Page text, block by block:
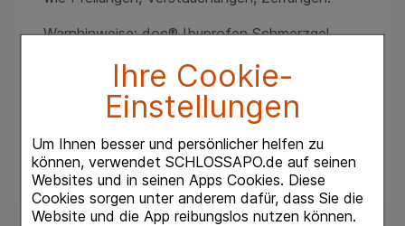
Ihre Cookie-
Einstellungen
Um Ihnen besser und persönlicher helfen zu
können, verwendet SCHLOSSAPO.de auf seinen
Websites und in seinen Apps Cookies. Diese
Cookies sorgen unter anderem dafür, dass Sie die
Website und die App reibungslos nutzen können.
Warnhinweise: doc® Ibuprofen Schmerzgel
Jugendlichen unter 14 Jahren nicht
angewendet werden, da für diese Altersgruppe
keine ausreichenden Untersuchungen vorliegen
Bei Schmerzen oder Fieber ohne ärztlichen Rat
nicht länger anwenden als in der
Packungsbeilage vorgegeben!